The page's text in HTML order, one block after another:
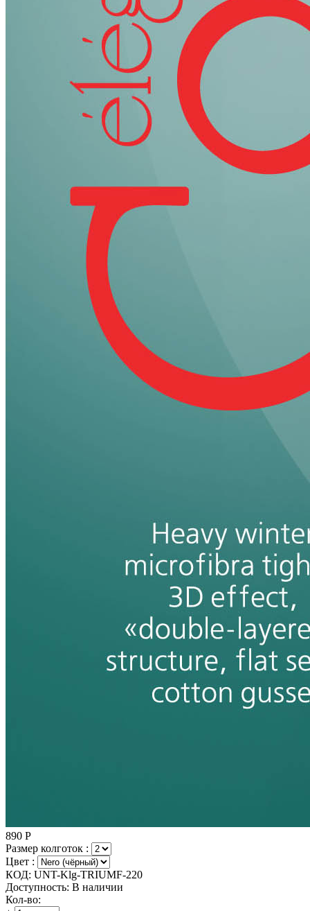
890 Р
Размер колготок :
Цвет :
КОД: UNT-Klg-TRIUMF-220
Доступность: В наличии
Кол-во: